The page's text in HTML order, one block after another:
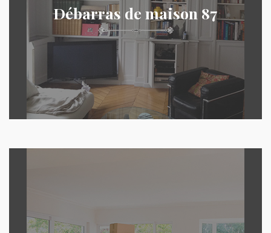
Débarras de maison 87